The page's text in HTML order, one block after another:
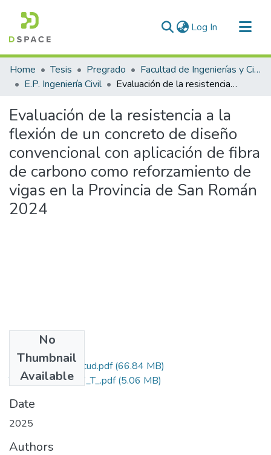
Log In (current)
Communities & Collections
All of DSpace
Home Tesis Pregrado
Facultad de Ingenierías y Ciencias Puras
E.P. Ingeniería Civil
Evaluación de la resistencia a la flexión de un concreto de diseño convencional con aplicación de fibra de carbono como reforzamiento de vigas en la Provincia de San Román 2024
Evaluación de la resistencia a la
flexión de un concreto de diseño
convencional con aplicación de fibra
de carbono como reforzamiento de
vigas en la Provincia de San Román
2024
No
Thumbnail
Available
Grado de Similitud.pdf(66.84 MB)
T036_70072127_T_.pdf(5.06 MB)
Date
2025
Authors